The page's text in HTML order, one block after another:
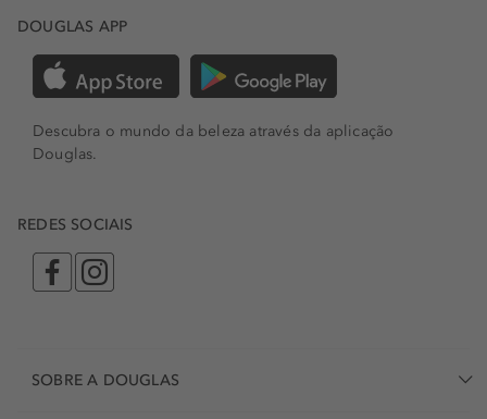
DOUGLAS APP
Descubra o mundo da beleza através da aplicação
Douglas.
REDES SOCIAIS
SOBRE A DOUGLAS